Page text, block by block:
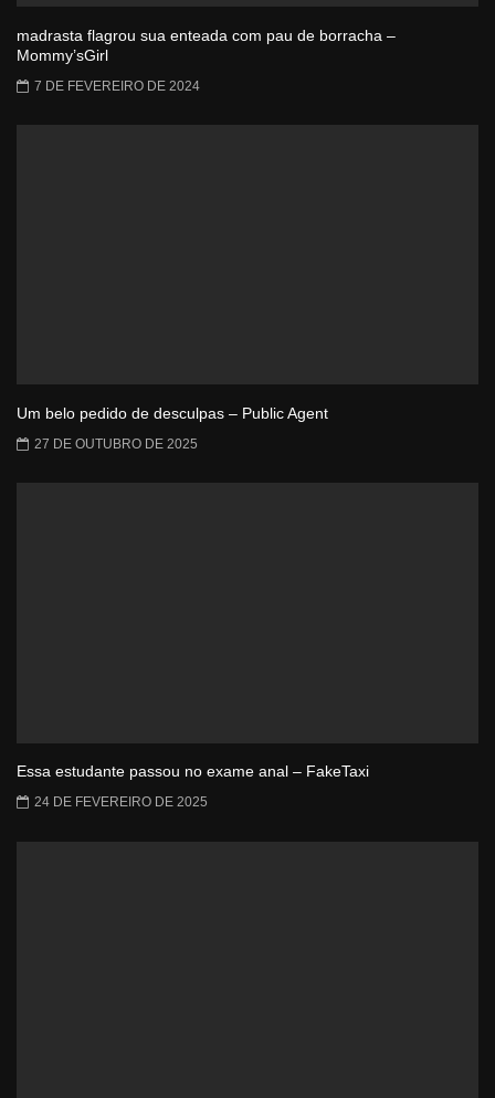
madrasta flagrou sua enteada com pau de borracha –
Mommy’sGirl
7 DE FEVEREIRO DE 2024
Um belo pedido de desculpas – Public Agent
27 DE OUTUBRO DE 2025
Essa estudante passou no exame anal – FakeTaxi
24 DE FEVEREIRO DE 2025